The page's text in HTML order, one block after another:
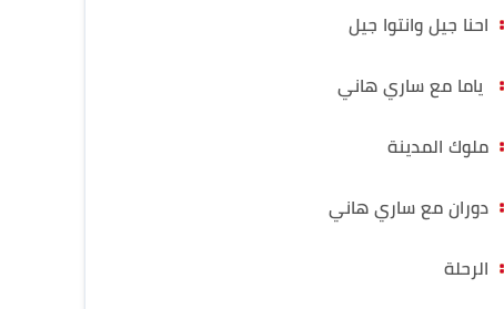
احنا جيل وانتوا جيل
ياما مع ساري هاني
ملوك المدينة
دوران مع ساري هاني
الرحلة